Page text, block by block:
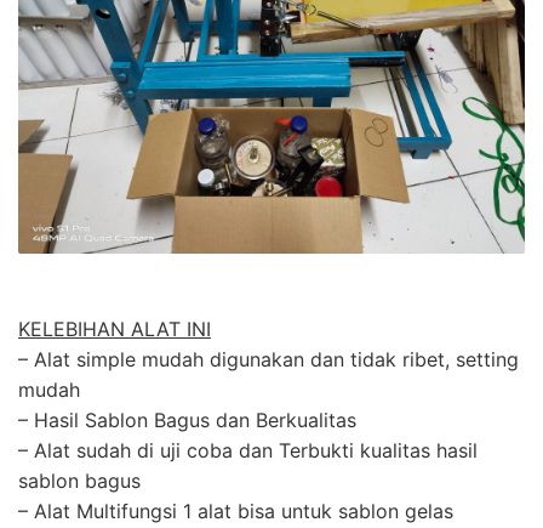
KELEBIHAN ALAT INI
– Alat simple mudah digunakan dan tidak ribet, setting
mudah
– Hasil Sablon Bagus dan Berkualitas
– Alat sudah di uji coba dan Terbukti kualitas hasil
sablon bagus
– Alat Multifungsi 1 alat bisa untuk sablon gelas